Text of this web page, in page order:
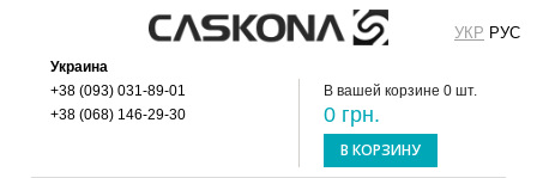
Украина
+38 (093) 031-89-01
+38 (068) 146-29-30
В вашей корзине 0 шт.
0 грн.
В КОРЗИНУ
УКР РУС